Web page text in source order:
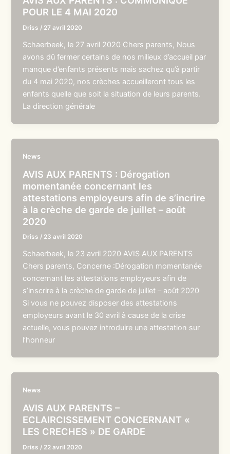
POUR LE 4 MAI 2020
Driss / 27 avril 2020
Schaerbeek, le 27 avril 2020 Chers parents, Nous
avons dû fermer certains de nos milieux d’accueil par
manque d’enfants présents mais sachez qu’à partir
du 4 mai 2020, nos crèches accueilleront tous les
enfants quelle que soit la situation de leurs parents.
La direction générale
News
AVIS AUX PARENTS : Dérogation
momentanée concernant les
attestations employeurs afin de s’incrire
à la crèche de garde de juillet – août
2020
Driss / 23 avril 2020
Schaerbeek, le 23 avril 2020 AVIS AUX PARENTS
Chers parents, Concerne :Dérogation momentanée
concernant les attestations employeurs afin de
s’inscrire à la crèche de garde de juillet – août 2020
Si vous ne pouvez disposer des attestations
employeurs avant le 30 avril à cause de la crise
actuelle, vous pouvez introduire une attestation sur
l’honneur
News
AVIS AUX PARENTS –
ECLAIRCISSEMENT CONCERNANT «
LES CRECHES » DE GARDE
Driss / 22 avril 2020